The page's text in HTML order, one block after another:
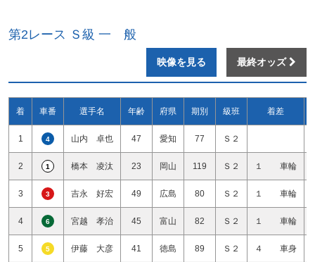
第2レース Ｓ級 一 般
映像を見る 最終オッズ
着 車番 選手名 年齢 府県 期別 級班 着差
1 4 山内 卓也 47 愛知 77 Ｓ２
2 1 橋本 凌汰 23 岡山 119 Ｓ２ １ 車輪
3 3 吉永 好宏 49 広島 80 Ｓ２ １ 車輪
4 6 宮越 孝治 45 富山 82 Ｓ２ １ 車輪
5 5 伊藤 大彦 41 徳島 89 Ｓ２ ４ 車身